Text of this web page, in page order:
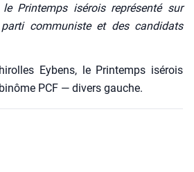
Prin­temps isé­rois repré­sen­té sur
com­mu­niste et des can­di­dats
Eybens, le Prin­temps isé­rois
PCF — divers gauche.